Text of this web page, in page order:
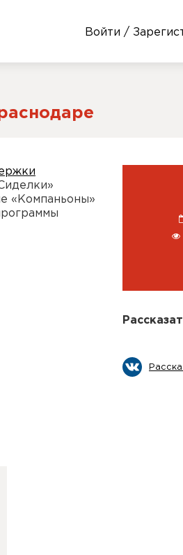
Войти /
«Компаньоны»